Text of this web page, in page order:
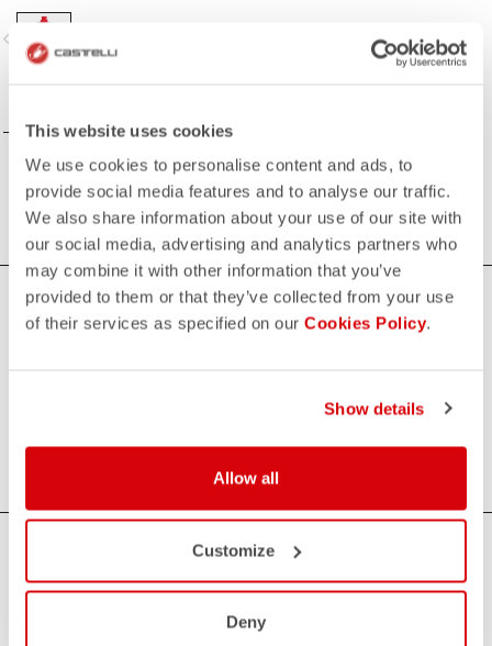
This website uses cookies
We use cookies to personalise content and ads, to
provide social media features and to analyse our traffic.
We also share information about your use of our site with
our social media, advertising and analytics partners who
may combine it with other information that you’ve
provided to them or that they’ve collected from your use
of their services as specified on our Cookies Policy.
Show details
Allow all
Customize
Deny
A/D.
Essentiels
serviettes, des poignets et des bandeaux pour la
transpiration.
AVEZ-VOUS BESOIN D'AIDE ?
Si vous avez des doutes ou besoin d'aide, ne vous inquiétez
nous sommes là pour vous!